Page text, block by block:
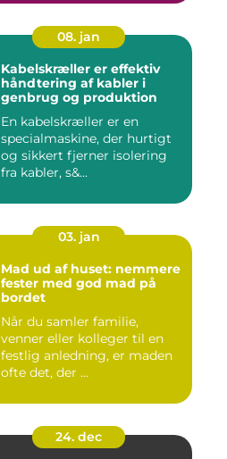
08. jan
Kabelskræller er effektiv
håndtering af kabler i
genbrug og produktion
En kabelskræller er en
specialmaskine, der hurtigt
og sikkert fjerner isolering
fra kabler, s&...
03. jan
Mad ud af huset: nemmere
fester med god mad på
bordet
Når du samler familie,
venner eller kolleger til en
festlig anledning, er maden
ofte det, der ...
24. dec